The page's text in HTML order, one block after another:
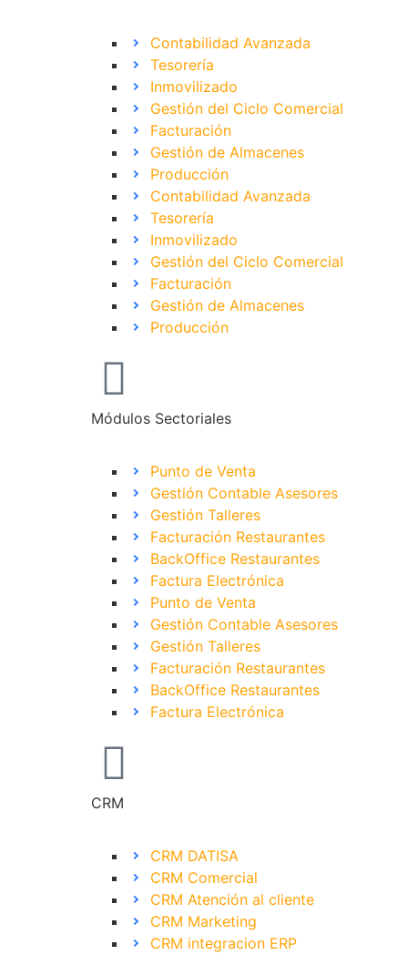
Contabilidad Avanzada
Tesorería
Inmovilizado
Gestión del Ciclo Comercial
Facturación
Gestión de Almacenes
Producción
Contabilidad Avanzada
Tesorería
Inmovilizado
Gestión del Ciclo Comercial
Facturación
Gestión de Almacenes
Producción
Módulos Sectoriales
Punto de Venta
Gestión Contable Asesores
Gestión Talleres
Facturación Restaurantes
BackOffice Restaurantes
Factura Electrónica
Punto de Venta
Gestión Contable Asesores
Gestión Talleres
Facturación Restaurantes
BackOffice Restaurantes
Factura Electrónica
CRM
CRM DATISA
CRM Comercial
CRM Atención al cliente
CRM Marketing
CRM integracion ERP